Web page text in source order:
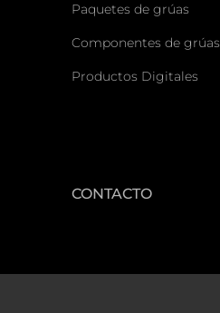
Paquetes de grúas
Componentes de grúas
Productos Digitales
CONTACTO